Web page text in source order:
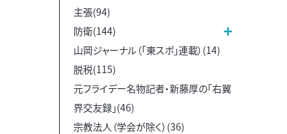
主張(94)
防衛(144)
山岡ジャーナル（「東スポ」連載）(14)
脱税(115)
元フライデー名物記者・新藤厚の「右翼
界交友録」(46)
宗教法人（学会が除く）(36)